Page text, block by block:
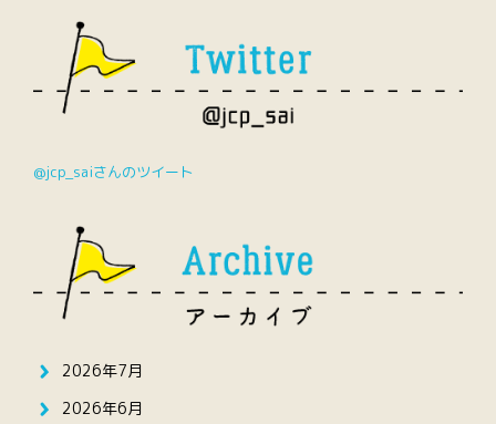
@jcp_saiさんのツイート
2026年7月
2026年6月